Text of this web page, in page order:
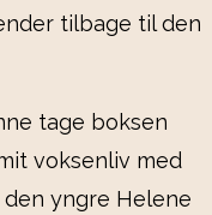
tilbage til den
tage boksen
voksenliv med
yngre Helene